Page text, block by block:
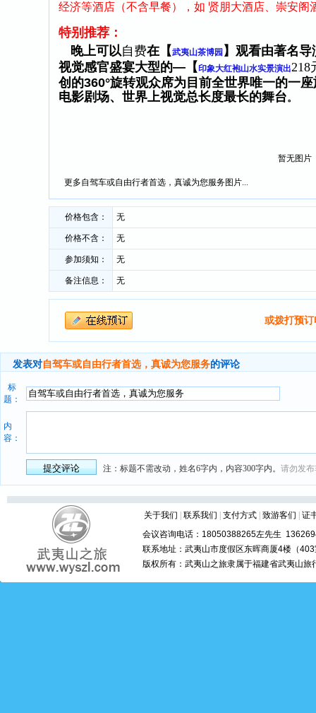
经济等酒店 （不含早餐），如 贤朋大酒店、崇安阁
特别推荐：
晚上可以自费在【武夷山茶博园 】观看由著名
视觉感官盛宴大型的—【印象大红袍山水实景演出218
创的360°旋转观众席为目前全世界唯一的一
电影剧场、世界上视觉总长度最长的舞台。
暂无图片
更多自驾车或自由行者首选，真诚为您服务图片...
价格包含： 无
价格不含： 无
参加须知： 无
备注信息： 无
或拨打预
发表对自驾车或自由行者首选，真诚为您服务的评论
标
题：
内
容：
注：标题不需改动，姓名6字内，内容300字内。 请勿发
关于我们 联系我们 支付方式 致游客们
证
会议咨询电话：18050388265左先生
联系地址：武夷山市度假区东晖商厦4楼（
版权所有：武夷山之旅隶属于福建省武夷山旅